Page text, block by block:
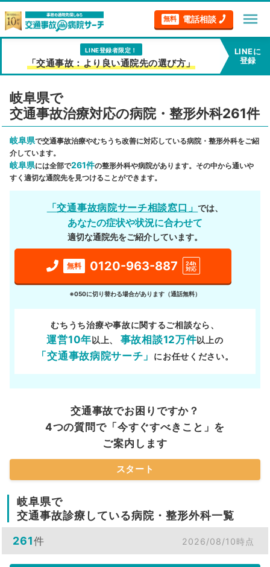
無料 電話相談 menu
LINE登録者限定！
「交通事故：より良い通院先の選び方」
LINEに
登録
岐阜県で
交通事故治療対応の病院・整形外科261件
岐阜県で交通事故治療やむちうち改善に対応している病院・整形外科をご紹
介しています。
岐阜県には全部で261件の整形外科や病院があります。その中から通いや
すく適切な通院先を見つけることができます。
「交通事故病院サーチ相談窓口」では、
あなたの症状や状況に合わせて
適切な通院先をご紹介しています。
無料 0120-963-887
24h
対応
※050に切り替わる場合があります（通話無料）
むちうち治療や事故に関するご相談なら、
運営10年以上、 事故相談12万件以上の
「交通事故病院サーチ」 にお任せください。
交通事故でお困りですか？
4つの質問で「今すぐすべきこと」を
ご案内します
スタート
岐阜県で
交通事故診療している病院・整形外科一覧
261件 2026/08/10時点